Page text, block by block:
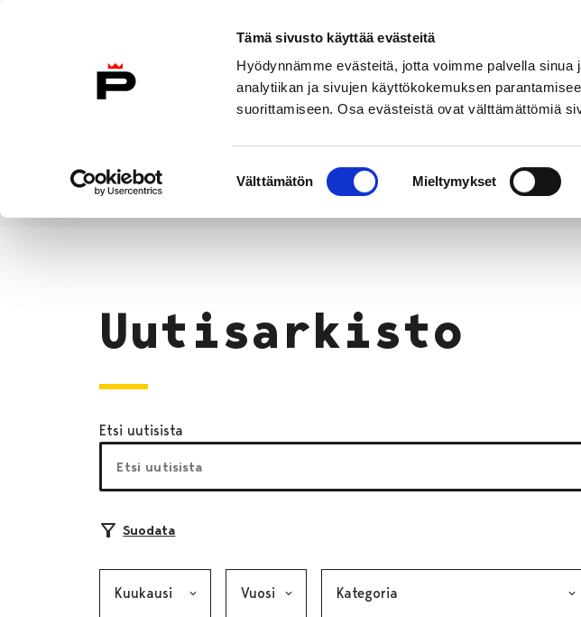
Tämä sivusto käyttää evästeitä
Hyödynnämme evästeitä, jotta voimme palvella
analytiikan ja sivujen käyttökokemuksen
suorittamiseen. Osa evästeistä ovat välttämättömiä
valinta
Välttämätön Mieltymykset
Etusivulle
Etusivu
Uutisarkisto
Etsi uutisista
Suodata